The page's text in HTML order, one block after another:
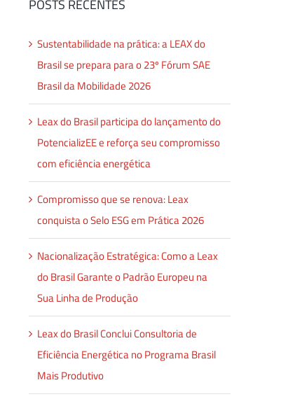
POSTS RECENTES
Sustentabilidade na prática: a LEAX do
Brasil se prepara para o 23º Fórum SAE
Brasil da Mobilidade 2026
Leax do Brasil participa do lançamento do
PotencializEE e reforça seu compromisso
com eficiência energética
Compromisso que se renova: Leax
conquista o Selo ESG em Prática 2026
Nacionalização Estratégica: Como a Leax
do Brasil Garante o Padrão Europeu na
Sua Linha de Produção
Leax do Brasil Conclui Consultoria de
Eficiência Energética no Programa Brasil
Mais Produtivo